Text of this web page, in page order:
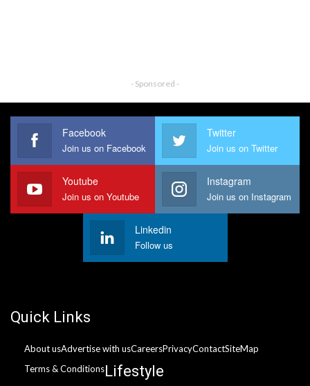
- Sponsored -
Facebook
Join us on Facebook
Twitter
Join us on Twitter
Youtube
Join us on Youtube
Instagram
Join us on Instagram
Linkedin
Follow us
Quick Links
About usAdvertise with usCareersPrivacyContactSiteMap
Terms & Conditions Lifestyle